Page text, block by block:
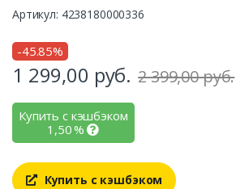
Артикул: 4238180000336
-45.85%
1 299,00 руб. 2 399,00 руб.
Купить с кэшбэком
1,50%
Купить с кэшбэком